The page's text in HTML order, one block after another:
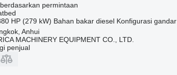
permintaan
HP (279 kW) Bahan bakar diesel Konfigurasi gandar
Anhui
MACHINERY EQUIPMENT CO., LTD.
penjual